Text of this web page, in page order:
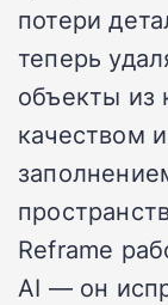
потери
теперь
объекты из
качеством
Reframe
AI — он